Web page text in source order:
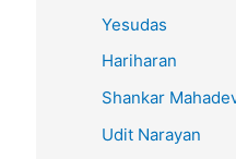
Yesudas
Hariharan
Shankar
Udit Narayan